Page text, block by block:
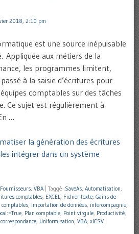
2018, 2:10 pm
est une source inépuisable
Appliquée aux métiers de la
les programmes limitent,
à la saisie d’écritures pour
comptables sur des tâches
Ce sujet est régulièrement à
…
la génération des écritures
intégrer dans un système
, VBA Taggé .SaveAs, Automatisation,
comptables, EXCEL, Fichier texte, Gains de
, Importation de données, intercompagnie,
, Plan comptable, Point virgule, Productivité,
, Uniformisation, VBA, xlCSV